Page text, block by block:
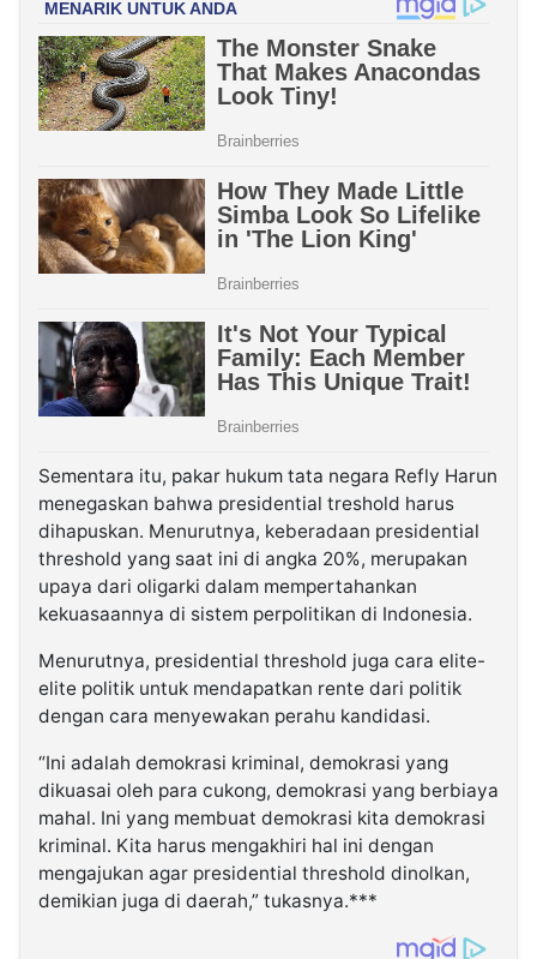
Sementara itu, pakar hukum tata negara Refly Harun
menegaskan bahwa presidential treshold harus
dihapuskan. Menurutnya, keberadaan presidential
threshold yang saat ini di angka 20%, merupakan
upaya dari oligarki dalam mempertahankan
kekuasaannya di sistem perpolitikan di Indonesia.
Menurutnya, presidential threshold juga cara elite-
elite politik untuk mendapatkan rente dari politik
dengan cara menyewakan perahu kandidasi.
“Ini adalah demokrasi kriminal, demokrasi yang
dikuasai oleh para cukong, demokrasi yang berbiaya
mahal. Ini yang membuat demokrasi kita demokrasi
kriminal. Kita harus mengakhiri hal ini dengan
mengajukan agar presidential threshold dinolkan,
demikian juga di daerah,” tukasnya.***